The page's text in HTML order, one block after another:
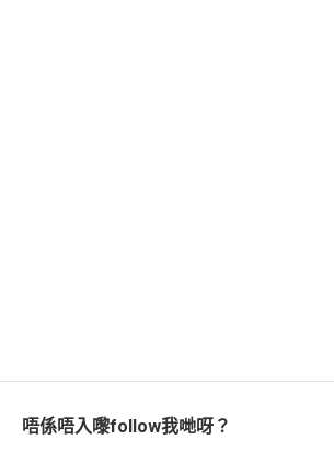
唔係唔入嚟follow我哋呀？